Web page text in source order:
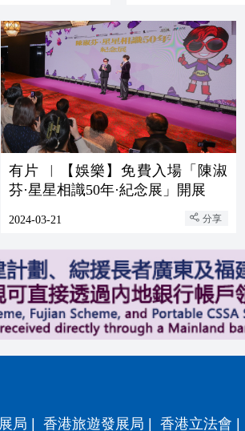
有片 ︳【娛樂】免費入場「陳淑
芬·星星相識50年·紀念展」開展
2024-03-21 分享
局 香港旅遊發展局 香港立法會